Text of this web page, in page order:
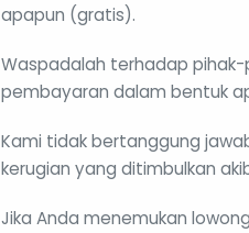
apapun (gratis).
Waspadalah terhadap
pembayaran dalam bentuk
Kami tidak bertanggung
kerugian yang ditimbulkan
Jika Anda menemukan